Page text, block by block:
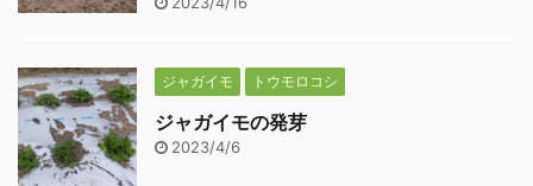
ジャガイモ トウモロコシ
ジャガイモの発芽
2023/4/6